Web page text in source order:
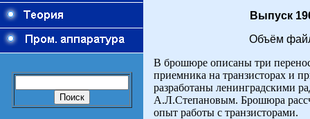
Выпуск
Объём
В брошюре описаны три
приемника на транзисторах и
разработаны ленинградскими
А.Л.Степановым. Брошюра
опыт работы с транзисторами.